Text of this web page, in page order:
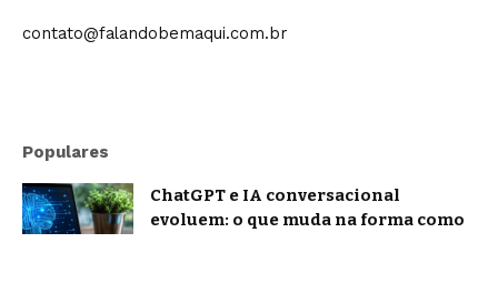
contato@falandobemaqui.com.br
Populares
ChatGPT e IA conversacional
evoluem: o que muda na forma como